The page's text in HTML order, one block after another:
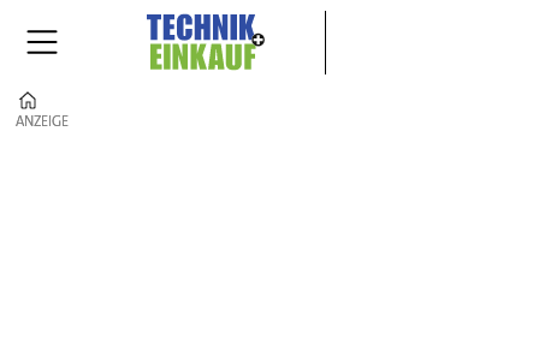
ANZEIGE
ANZEIGE